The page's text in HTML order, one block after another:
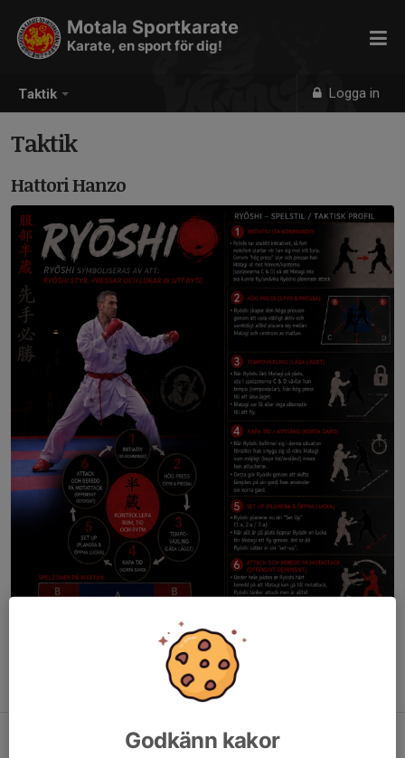
Taktik Logga in
Motala Sportkarate
Karate, en sport för dig!
Taktik
Hattori Hanzo
Godkänn kakor